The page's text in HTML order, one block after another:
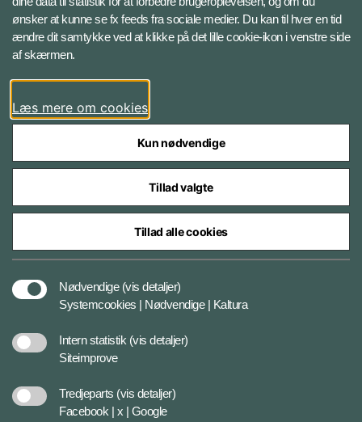
Bluesky
LinkedIn
Styrelser og myndigheder under Forsvarsministeriet
ønsker at kunne se fx feeds fra sociale medier. Du kan til hver en tid
ændre dit samtykke ved at klikke på det lille cookie-ikon i venstre side
af skærmen.
Læs mere om cookies
Kun nødvendige
Tillad valgte
Tillad alle cookies
Nødvendige (vis detaljer)
Systemcookies | Nødvendige | Kaltura
Intern statistik (vis detaljer)
Siteimprove
Tredjeparts (vis detaljer)
Facebook | x | Google